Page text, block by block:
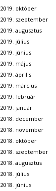
2019. október
2019. szeptember
2019. augusztus
2019. július
2019. június
2019. május
2019. április
2019. március
2019. február
2019. január
2018. december
2018. november
2018. október
2018. szeptember
2018. augusztus
2018. július
2018. június